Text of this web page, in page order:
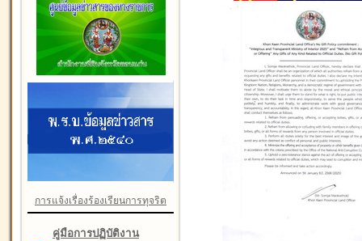
การแจ้งเรื่องร้องเรียนการทุจริต
คู่มือการปฏิบัติงาน